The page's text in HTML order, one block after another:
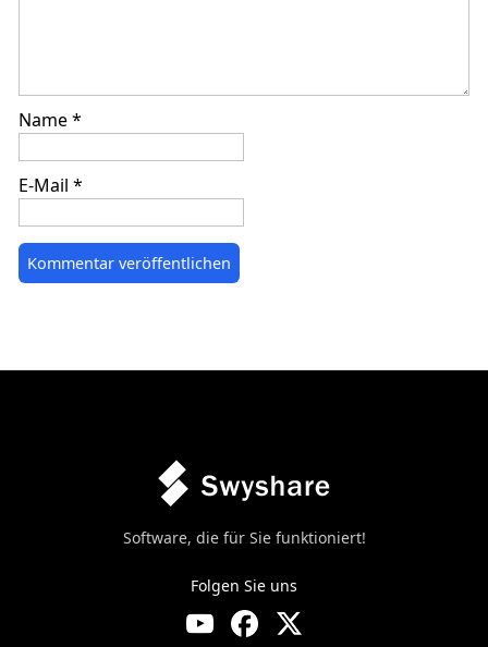
Name*
E-Mail *
Software, die für Sie funktioniert!
Folgen Sie uns